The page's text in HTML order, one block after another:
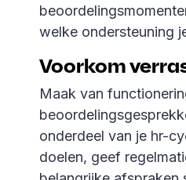
welke ondersteuning
Voorkom
Maak van
onderdeel van je hr-
doelen, geef